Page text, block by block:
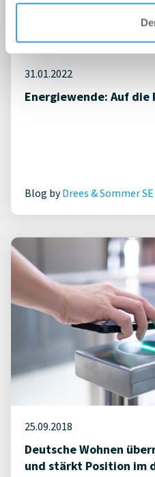
31.01.2022
Energiewende: Auf die
Blog byDrees & Sommer SE
25.09.2018
Deutsche Wohnen
und stärkt Position im